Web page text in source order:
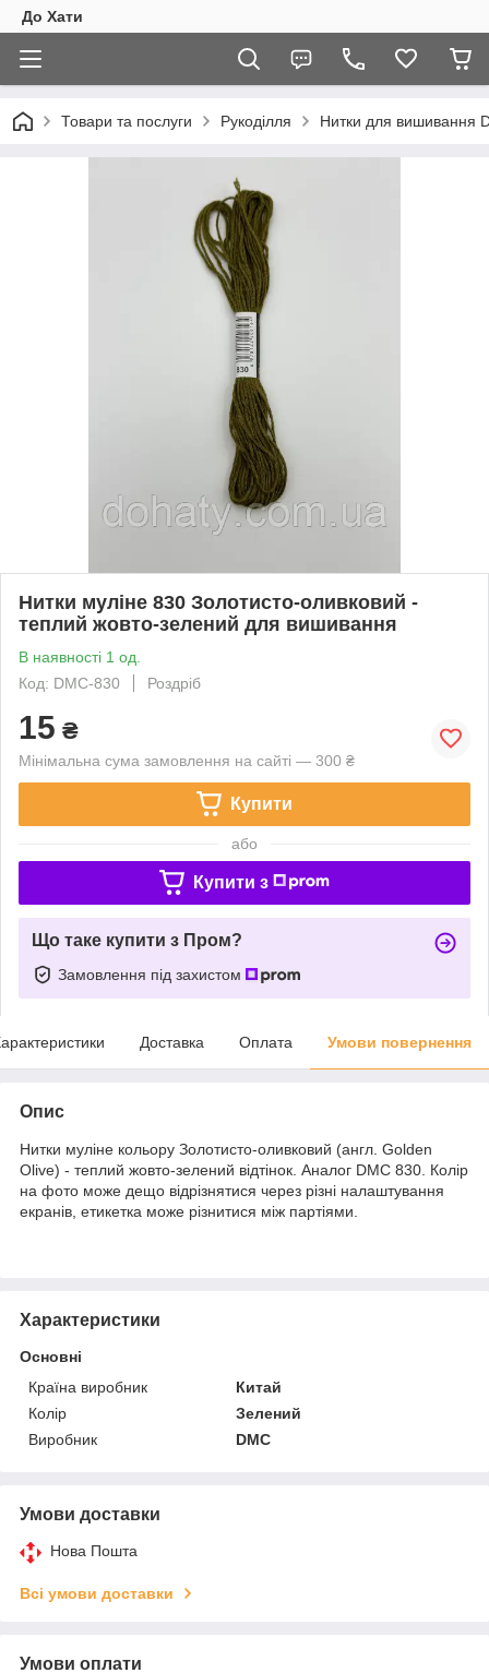
До Хати
Товари та послуги Рукоділля Нитки для вишивання
Нитки муліне 830 Золотисто-оливковий -
теплий жовто-зелений для вишивання
В наявності 1 од.
Код: DMC-830
Роздріб
15 ₴
Мінімальна сума замовлення на сайті — 300 ₴
Купити
або
Купити з
Що таке купити з Пром?
Замовлення під захистом
Доставка Оплата Умови повернення
Опис
Нитки муліне кольору Золотисто-оливковий (англ. Golden
Olive) - теплий жовто-зелений відтінок. Аналог DMC 830. Колір
на фото може дещо відрізнятися через різні налаштування
екранів, етикетка може різнитися між партіями.
Характеристики
Основні
Країна виробник
Китай
Колір
Зелений
Виробник
DMC
Умови доставки
Нова Пошта
Всі умови доставки
Умови оплати